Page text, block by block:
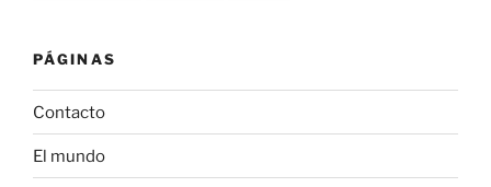
PÁGINAS
Contacto
El mundo